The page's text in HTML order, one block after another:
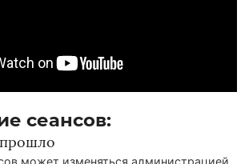
сеансов: